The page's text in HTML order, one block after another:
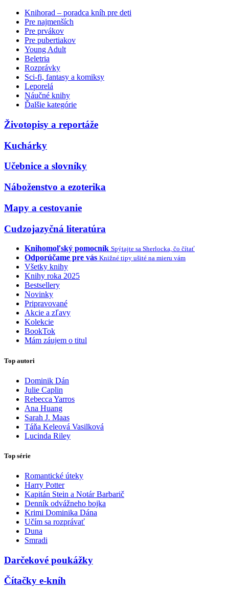
Knihorad – poradca kníh pre deti
Pre najmenších
Pre prvákov
Pre pubertiakov
Young Adult
Beletria
Rozprávky
Sci-fi, fantasy a komiksy
Leporelá
Náučné knihy
Ďalšie kategórie
Životopisy a reportáže
Kuchárky
Učebnice a slovníky
Náboženstvo a ezoterika
Mapy a cestovanie
Cudzojazyčná literatúra
Knihomoľský pomocník Spýtajte sa Sherlocka, čo čítať
Odporúčame pre vás Knižné tipy ušité na mieru vám
Všetky knihy
Knihy roka 2025
Bestsellery
Novinky
Pripravované
Akcie a zľavy
Kolekcie
BookTok
Mám záujem o titul
Top autori
Dominik Dán
Julie Caplin
Rebecca Yarros
Ana Huang
Sarah J. Maas
Táňa Keleová Vasilková
Lucinda Riley
Top série
Romantické úteky
Harry Potter
Kapitán Stein a Notár Barbarič
Denník odvážneho bojka
Krimi Dominika Dána
Učím sa rozprávať
Duna
Smradi
Darčekové poukážky
Čítačky e-kníh